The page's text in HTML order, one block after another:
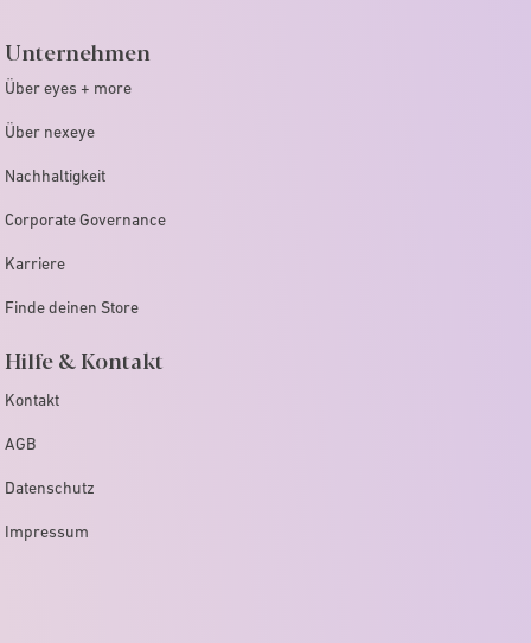
Unternehmen
Über eyes + more
Über nexeye
Nachhaltigkeit
Corporate Governance
Karriere
Finde deinen Store
Hilfe & Kontakt
Kontakt
AGB
Datenschutz
Impressum